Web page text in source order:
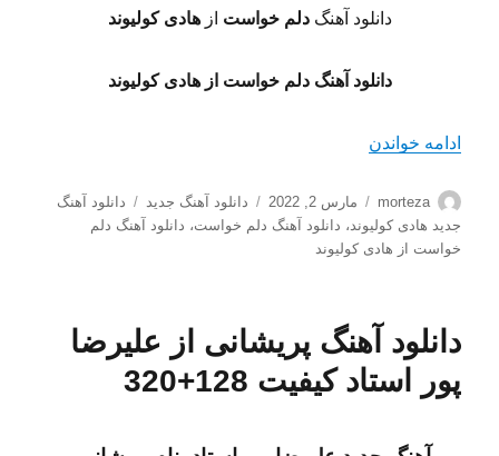
دانلود آهنگدلم خواست ازهادی کولیوند
دانلود آهنگ دلم خواست از هادی کولیوند
ادامه خواندن
نویسنده
morteza
ارسال
شده
در
مارس 2, 2022 دسته‌ها
دانلود آهنگ جدید برچسب‌ها
دانلود آهنگ
جدید هادی کولیوند، دانلود آهنگ دلم خواست، دانلود آهنگ دلم
خواست از هادی کولیوند
دانلود آهنگ پریشانی از علیرضا
پور استاد کیفیت 128+320